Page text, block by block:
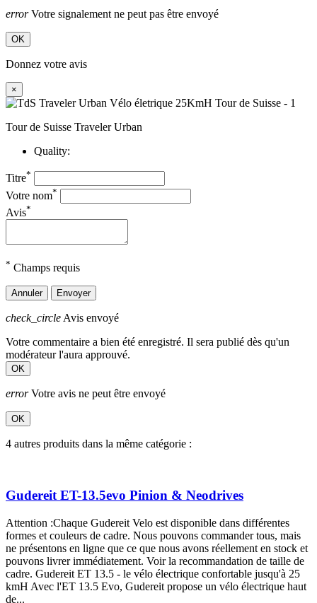
errorVotre signalement ne peut pas être envoyé
OK
Donnez votre avis
×
Tour de Suisse Traveler Urban
Quality:
Titre*
Votre nom*
Avis*
* Champs requis
Annuler Envoyer
check_circle Avis envoyé
Votre commentaire a bien été enregistré. Il sera publié dès qu'un
modérateur l'aura approuvé.
OK
errorVotre avis ne peut être envoyé
OK
4 autres produits dans la même catégorie :
Gudereit ET-13.5evo Pinion & Neodrives
Attention :Chaque Gudereit Velo est disponible dans différentes
formes et couleurs de cadre. Nous pouvons commander tous, mais
ne présentons en ligne que ce que nous avons réellement en stock et
pouvons livrer immédiatement. Voir la recommandation de taille de
cadre. Gudereit ET 13.5 - le vélo électrique confortable jusqu'à 25
kmH Avec l'ET 13.5 Evo, Gudereit propose un vélo électrique haut
de...